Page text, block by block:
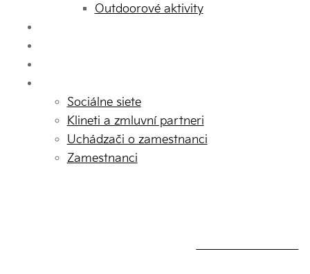
Outdoorové aktivity
Sociálne siete
Klineti a zmluvní partneri
Uchádzači o zamestnanci
Zamestnanci